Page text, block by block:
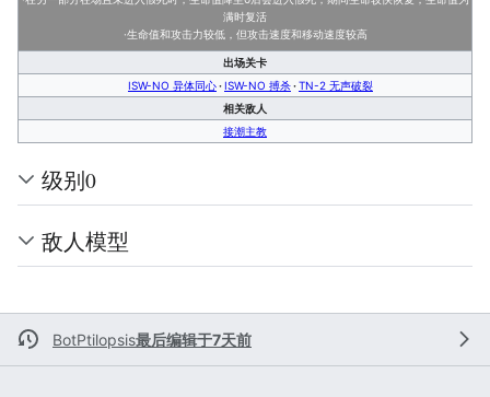
满时复活
·生命值和攻击力较低，但攻击速度和移动速度较高
出场关卡
ISW-NO 异体同心
ISW-NO 搏杀 TN-2 无声破裂
相关敌人
接潮主教
级别0
敌人模型
BotPtilopsis最后编辑于7天前